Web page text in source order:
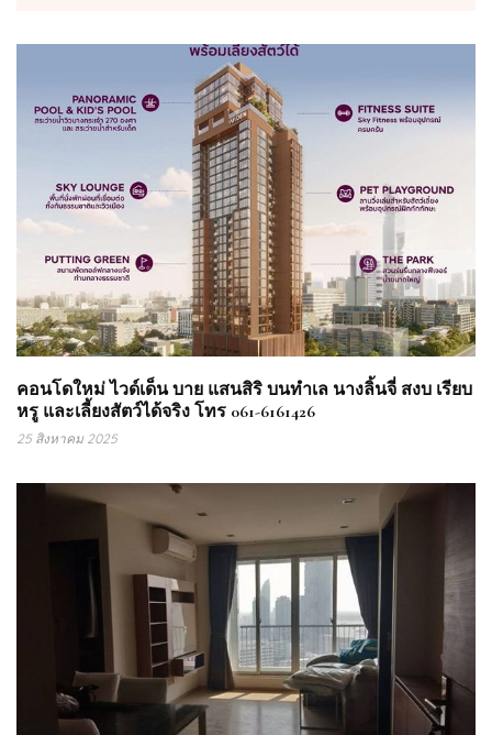
คอนโดใหม่ ไวด์เด็น บาย แสนสิริ บนทำเล นางลิ้นจี่ สงบ เรียบ
หรู และเลี้ยงสัตว์ได้จริง โทร 061-6161426
25 สิงหาคม 2025